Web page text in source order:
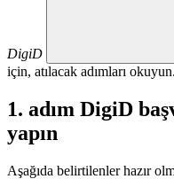
DigiD
için, atılacak adımları okuyun.
1. adım DigiD
yapın
Aşağıda belirtilenler hazır